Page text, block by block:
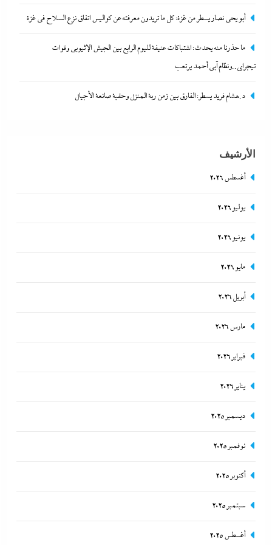
الجيش الإثيوبي وقوات تيجراي..ونظام آبي أحمد يرتعب
في الاحتياطي الأجنبي رغم توترات هرمز
6 ديسمبر، 2024
أبو يحى نصار يسطر من غزة: كل ما تريدون معرفته عن كواليس اتفاق نزع السلاح في غزة
ما حذرنا منه يحدث: اشتباكات عنيفة لليوم الرابع بين الجيش الإثيوبي وقوات
تيجراي..ونظام آبي أحمد يرتعب
د.هشام فريد يسطر: الفارق بين زمن ربة المنزل وحقبة صانعة الأجيال
الأرشيف
أغسطس 2026
يوليو 2026
يونيو 2026
مايو 2026
أبريل 2026
مارس 2026
فبراير 2026
يناير 2026
ديسمبر 2025
نوفمبر 2025
أكتوبر 2025
سبتمبر 2025
أغسطس 2025